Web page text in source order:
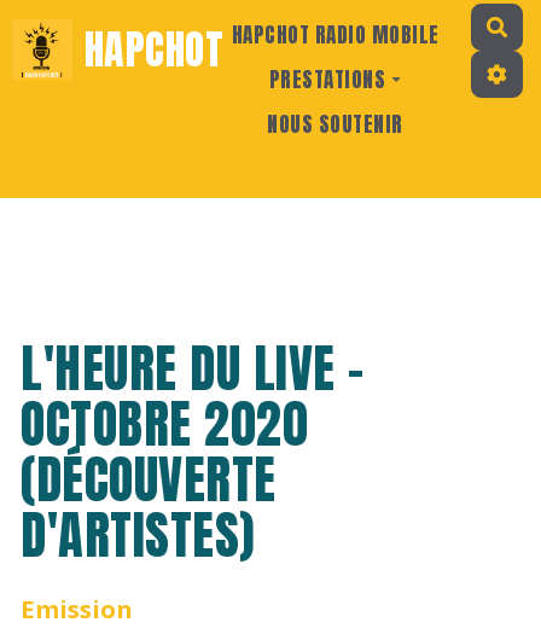
HAPCHOT HAPCHOT RADIO MOBILE
PRESTATIONS
NOUS SOUTENIR
L'HEURE DU LIVE -
OCTOBRE 2020
(DÉCOUVERTE
D'ARTISTES)
Emission